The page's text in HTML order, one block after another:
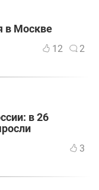
в Москве
12 2
в 26
3